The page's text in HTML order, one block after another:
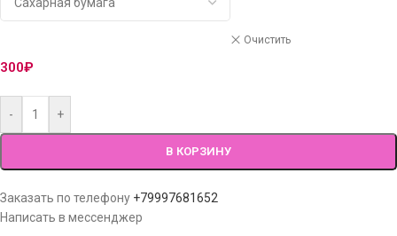
Очистить
300₽
- +
В КОРЗИНУ
Заказать по телефону +79997681652
Написать в мессенджер